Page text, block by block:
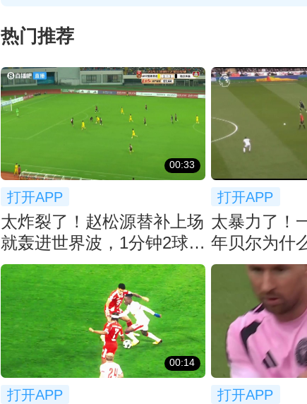
热门推荐
00:33
打开APP
太炸裂了！赵松源替补上场
就轰进世界波，1分钟2球反
超太猛了
打开APP
太暴力了！
年贝尔为什
先生！
00:14
打开APP 打开APP